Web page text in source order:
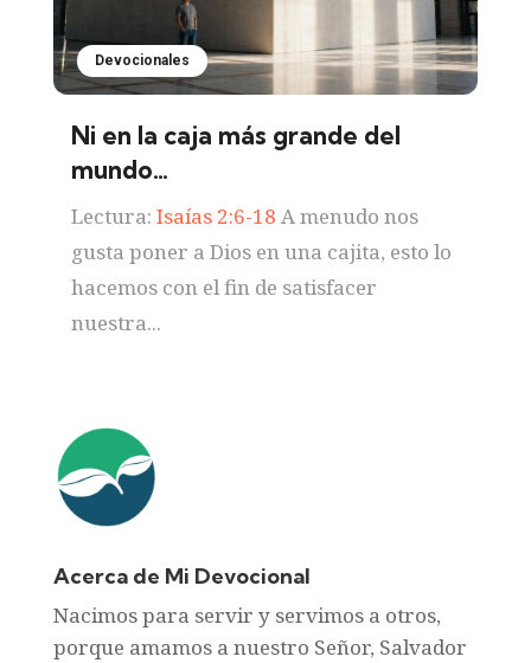
Devocionales
Ni en la caja más grande del
mundo…
Lectura: Isaías 2:6-18 A menudo nos
gusta poner a Dios en una cajita, esto lo
hacemos con el fin de satisfacer
nuestra...
Acerca de Mi Devocional
Nacimos para servir y servimos a otros,
porque amamos a nuestro Señor, Salvador